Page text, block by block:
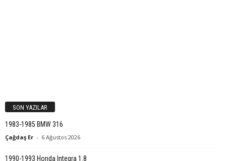
SON YAZILAR
1983-1985 BMW 316
Çağdaş Er - 6 Ağustos 2026
1990-1993 Honda Integra 1.8